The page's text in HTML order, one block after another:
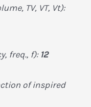
TV, VT, Vt):
freq., f): 12
of inspired